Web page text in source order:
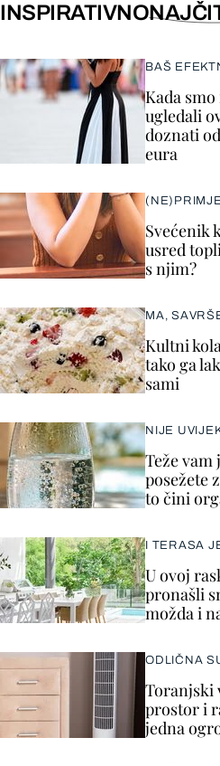
INSPIRATIVNO
BAŠ
Kada
ugledali
doznati
eura
Svećenik
usred
s njim?
MA,
Kultni
tako ga
sami
NIJE
Teže
posežete
to čini
I TERASA
U ovoj
pronašli
možda i
ODLIČNA
Toranjski
prostor i
jedna